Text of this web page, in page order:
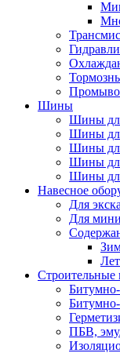
Шины
Шины
Шины для
Шины
Шины
Шины
Навесное
Для
Для
Строительные
ПБВ,